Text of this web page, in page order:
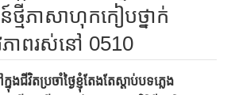
ន៍ថ្មីភាសាហុកកៀបថ្នាក់
ភាពរស់នៅ 0510
នុងជីវិតប្រចាំថ្ងៃខ្ញុំតែងតែស្ដាប់បទភ្លេង